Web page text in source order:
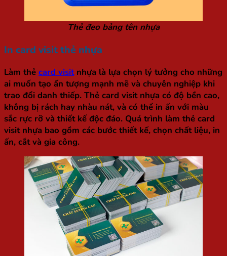
Thẻ đeo bảng tên nhựa
In card visit thẻ nhựa
Làm thẻ card visitnhựa là lựa chọn lý tưởng cho những
ai muốn tạo ấn tượng mạnh mẽ và chuyên nghiệp khi
trao đổi danh thiếp. Thẻ card visit nhựa có độ bền cao,
không bị rách hay nhàu nát, và có thể in ấn với màu
sắc rực rỡ và thiết kế độc đáo. Quá trình làm thẻ card
visit nhựa bao gồm các bước thiết kế, chọn chất liệu, in
ấn, cắt và gia công.